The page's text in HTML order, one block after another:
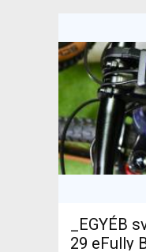
_EGYÉB
29 eFully